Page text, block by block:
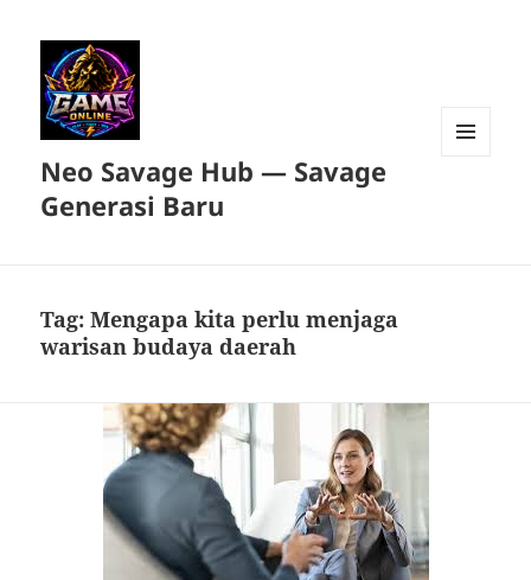
Neo Savage Hub — Savage
Generasi Baru
Tag:Mengapa kita perlu menjaga
warisan budaya daerah